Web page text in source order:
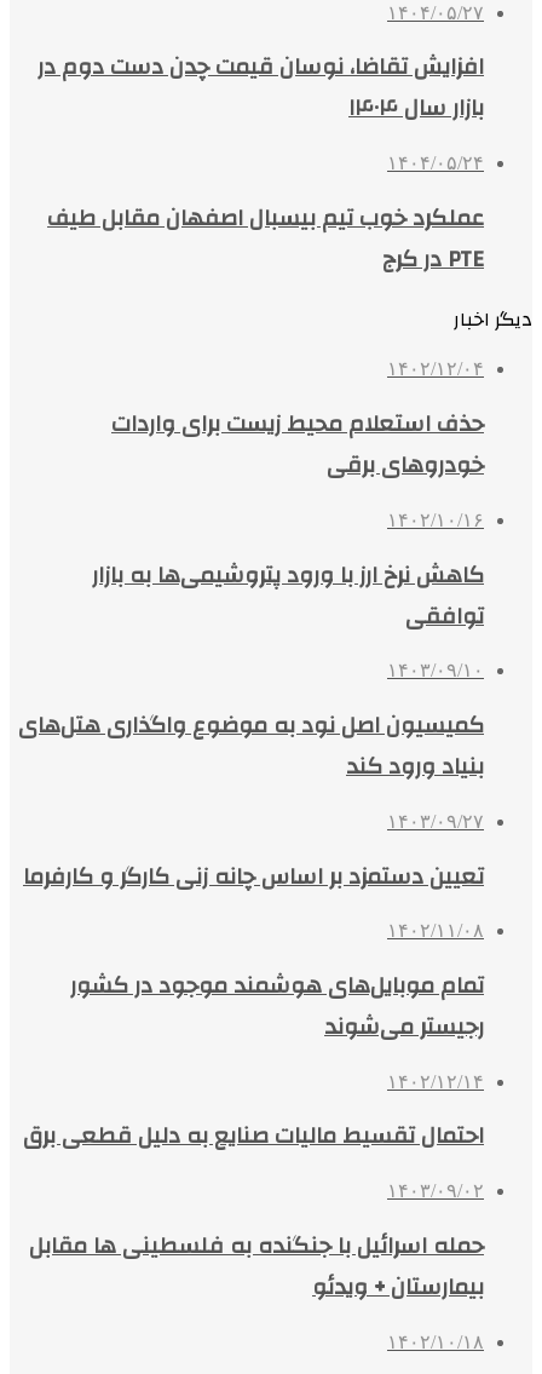
۱۴۰۴/۰۵/۲۷
افزایش تقاضا، نوسان قیمت چدن دست دوم در
بازار سال ۱۴۰۴
۱۴۰۴/۰۵/۲۴
عملکرد خوب تیم بیسبال اصفهان مقابل طیف
PTE در کرج
دیگر اخبار
۱۴۰۲/۱۲/۰۴
حذف استعلام محیط زیست برای واردات
خودروهای برقی
۱۴۰۲/۱۰/۱۶
کاهش نرخ ارز با ورود پتروشیمی‌ها به بازار
توافقی
۱۴۰۳/۰۹/۱۰
کمیسیون اصل نود به موضوع واگذاری هتل‌های
بنیاد ورود کند
۱۴۰۳/۰۹/۲۷
تعیین دستمزد بر اساس چانه زنی کارگر و کارفرما
۱۴۰۲/۱۱/۰۸
تمام موبایل‌های هوشمند موجود در کشور
رجیستر می‌شوند
۱۴۰۲/۱۲/۱۴
احتمال تقسیط مالیات صنایع به دلیل قطعی برق
۱۴۰۳/۰۹/۰۲
حمله اسرائیل با جنگنده به فلسطینی ها مقابل
بیمارستان + ویدئو
۱۴۰۲/۱۰/۱۸